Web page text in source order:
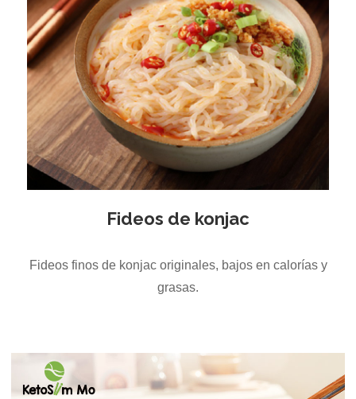
Fideos de konjac
Fideos finos de konjac originales, bajos en calorías y
grasas.